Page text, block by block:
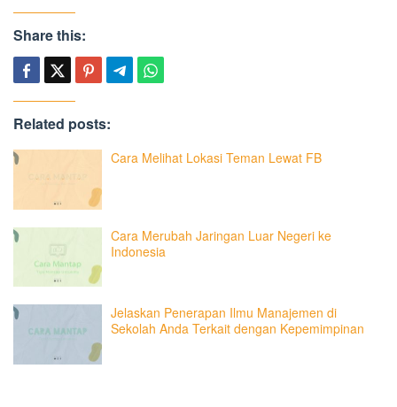
Share this:
Related posts:
Cara Melihat Lokasi Teman Lewat FB
Cara Merubah Jaringan Luar Negeri ke
Indonesia
Jelaskan Penerapan Ilmu Manajemen di
Sekolah Anda Terkait dengan Kepemimpinan